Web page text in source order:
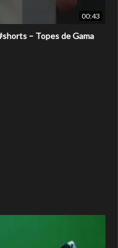
00:43
– Topes de Gama